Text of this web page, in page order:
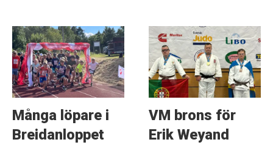
Många löpare i
Breidanloppet
VM brons för
Erik Weyand